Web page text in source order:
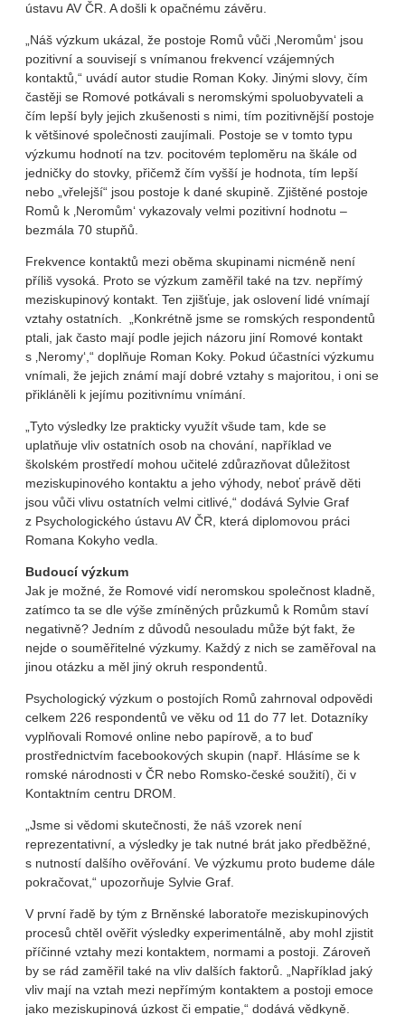
ústavu AV ČR. A došli k opačnému závěru.
„Náš výzkum ukázal, že postoje Romů vůči ‚Neromům‘ jsou
pozitivní a souvisejí s vnímanou frekvencí vzájemných
kontaktů,“ uvádí autor studie Roman Koky. Jinými slovy, čím
častěji se Romové potkávali s neromskými spoluobyvateli a
čím lepší byly jejich zkušenosti s nimi, tím pozitivnější postoje
k většinové společnosti zaujímali. Postoje se v tomto typu
výzkumu hodnotí na tzv. pocitovém teploměru na škále od
jedničky do stovky, přičemž čím vyšší je hodnota, tím lepší
nebo „vřelejší“ jsou postoje k dané skupině. Zjištěné postoje
Romů k ‚Neromům‘ vykazovaly velmi pozitivní hodnotu –
bezmála 70 stupňů.
Frekvence kontaktů mezi oběma skupinami nicméně není
příliš vysoká. Proto se výzkum zaměřil také na tzv. nepřímý
meziskupinový kontakt. Ten zjišťuje, jak oslovení lidé vnímají
vztahy ostatních. „Konkrétně jsme se romských respondentů
ptali, jak často mají podle jejich názoru jiní Romové kontakt
s ‚Neromy‘,“ doplňuje Roman Koky. Pokud účastníci výzkumu
vnímali, že jejich známí mají dobré vztahy s majoritou, i oni se
přikláněli k jejímu pozitivnímu vnímání.
„Tyto výsledky lze prakticky využít všude tam, kde se
uplatňuje vliv ostatních osob na chování, například ve
školském prostředí mohou učitelé zdůrazňovat důležitost
meziskupinového kontaktu a jeho výhody, neboť právě děti
jsou vůči vlivu ostatních velmi citlivé,“ dodává Sylvie Graf
z Psychologického ústavu AV ČR, která diplomovou práci
Romana Kokyho vedla.
Budoucí výzkum
Jak je možné, že Romové vidí neromskou společnost kladně,
zatímco ta se dle výše zmíněných průzkumů k Romům staví
negativně? Jedním z důvodů nesouladu může být fakt, že
nejde o souměřitelné výzkumy. Každý z nich se zaměřoval na
jinou otázku a měl jiný okruh respondentů.
Psychologický výzkum o postojích Romů zahrnoval odpovědi
celkem 226 respondentů ve věku od 11 do 77 let. Dotazníky
vyplňovali Romové online nebo papírově, a to buď
prostřednictvím facebookových skupin (např. Hlásíme se k
romské národnosti v ČR nebo Romsko-české soužití), či v
Kontaktním centru DROM.
„Jsme si vědomi skutečnosti, že náš vzorek není
reprezentativní, a výsledky je tak nutné brát jako předběžné,
s nutností dalšího ověřování. Ve výzkumu proto budeme dále
pokračovat,“ upozorňuje Sylvie Graf.
V první řadě by tým z Brněnské laboratoře meziskupinových
procesů chtěl ověřit výsledky experimentálně, aby mohl zjistit
příčinné vztahy mezi kontaktem, normami a postoji. Zároveň
by se rád zaměřil také na vliv dalších faktorů. „Například jaký
vliv mají na vztah mezi nepřímým kontaktem a postoji emoce
jako meziskupinová úzkost či empatie,“ dodává vědkyně.